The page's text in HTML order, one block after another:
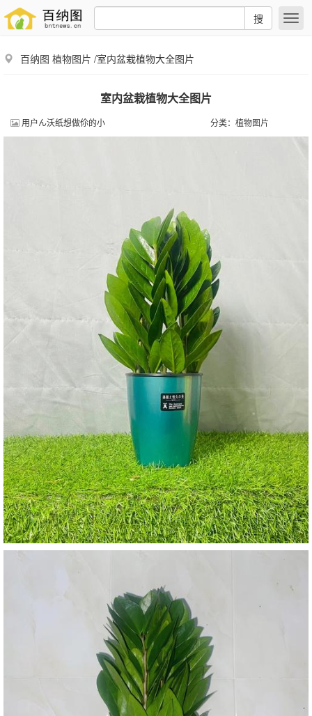
搜
百纳图 植物图片 /室内盆栽植物大全图片
室内盆栽植物大全图片
用户ん沃纸想做伱的小 分类： 植物图片